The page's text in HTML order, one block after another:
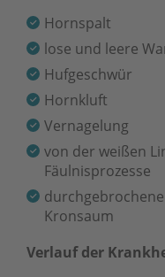
Hornspalt
lose und leere
Hufgeschwür
Hornkluft
Vernagelung
von der weißen
Fäulnisprozesse
Kronsaum
Verlauf der